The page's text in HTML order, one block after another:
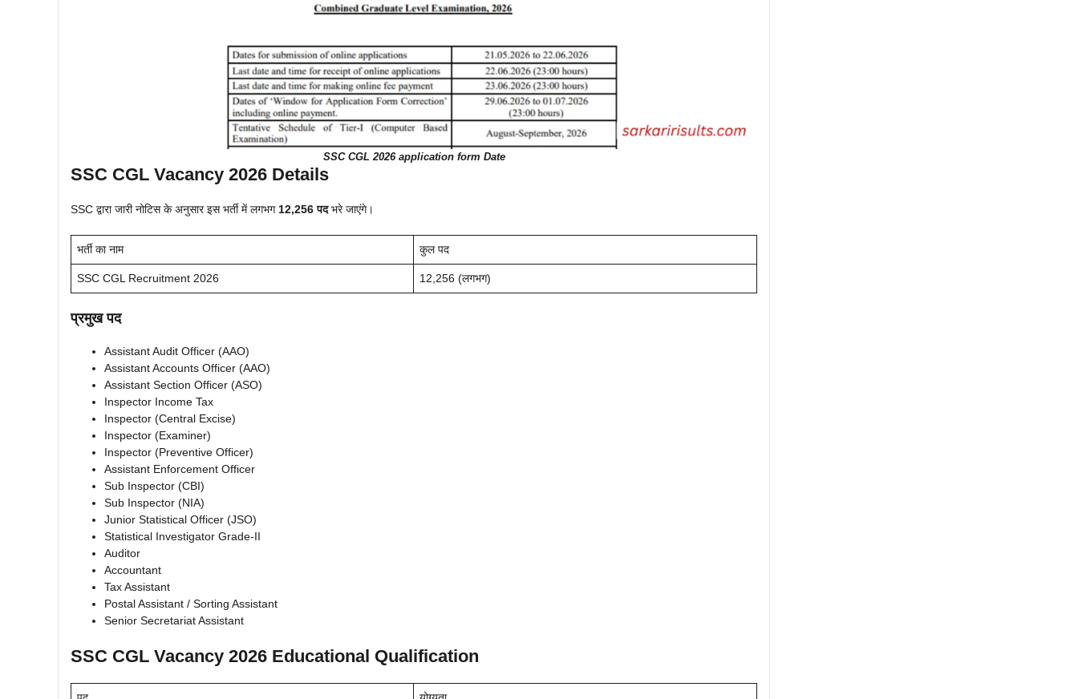
SSC CGL 2026 application form Date
SSC CGL Vacancy 2026 Details
SSC द्वारा जारी नोटिस के अनुसार इस भर्ती में लगभग 12,256 पदभरे जाएंगे।
भर्ती का नाम कुल पद
SSC CGL Recruitment 2026 12,256 (लगभग)
प्रमुख पद
Assistant Audit Officer (AAO)
Assistant Accounts Officer (AAO)
Assistant Section Officer (ASO)
Inspector Income Tax
Inspector (Central Excise)
Inspector (Examiner)
Inspector (Preventive Officer)
Assistant Enforcement Officer
Sub Inspector (CBI)
Sub Inspector (NIA)
Junior Statistical Officer (JSO)
Statistical Investigator Grade-II
Auditor
Accountant
Tax Assistant
Postal Assistant / Sorting Assistant
Senior Secretariat Assistant
SSC CGL Vacancy 2026 Educational Qualification